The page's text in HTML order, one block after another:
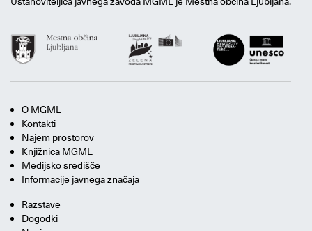
O MGML
Kontakti
Najem prostorov
Knjižnica MGML
Medijsko središče
Informacije javnega značaja
Razstave
Dogodki